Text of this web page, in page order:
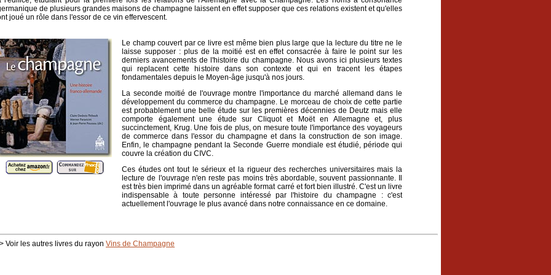
de plusieurs grandes maisons de champagne laissent en effet supposer que ces relations existent et qu'elles
joué un rôle dans l'essor de ce vin effervescent.
Le champ couvert par ce livre est même bien plus large que la lecture du titre ne le
laisse supposer : plus de la moitié est en effet consacrée à faire le point sur les
derniers avancements de l'histoire du champagne. Nous avons ici plusieurs textes
qui replacent cette histoire dans son contexte et qui en tracent les étapes
fondamentales depuis le Moyen-âge jusqu'à nos jours.
La seconde moitié de l'ouvrage montre l'importance du marché allemand dans le
développement du commerce du champagne. Le morceau de choix de cette partie
est probablement une belle étude sur les premières décennies de Deutz mais elle
comporte également une étude sur Cliquot et Moët en Allemagne et, plus
succinctement, Krug. Une fois de plus, on mesure toute l'importance des voyageurs
de commerce dans l'essor du champagne et dans la construction de son image.
Enfin, le champagne pendant la Seconde Guerre mondiale est étudié, période qui
couvre la création du CIVC.
Ces études ont tout le sérieux et la rigueur des recherches universitaires mais la
lecture de l'ouvrage n'en reste pas moins très abordable, souvent passionnante. Il
est très bien imprimé dans un agréable format carré et fort bien illustré. C'est un livre
indispensable à toute personne intéressé par l'histoire du champagne : c'est
actuellement l'ouvrage le plus avancé dans notre connaissance en ce domaine.
Voir les autres livres du rayon Vins de Champagne